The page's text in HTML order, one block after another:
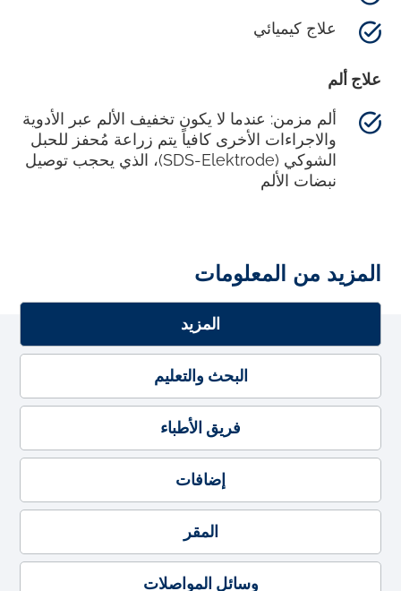
علاج كيميائي
علاج ألم
ألم مزمن: عندما لا يكون تخفيف الألم عبر الأدوية
والاجراءات الأخرى كافياً يتم زراعة مُحفز للحبل
الشوكي (SDS-Elektrode)، الذي يحجب توصيل
نبضات الألم
المزيد من المعلومات
المزيد
البحث والتعليم
فريق الأطباء
إضافات
المقر
وسائل المواصلات